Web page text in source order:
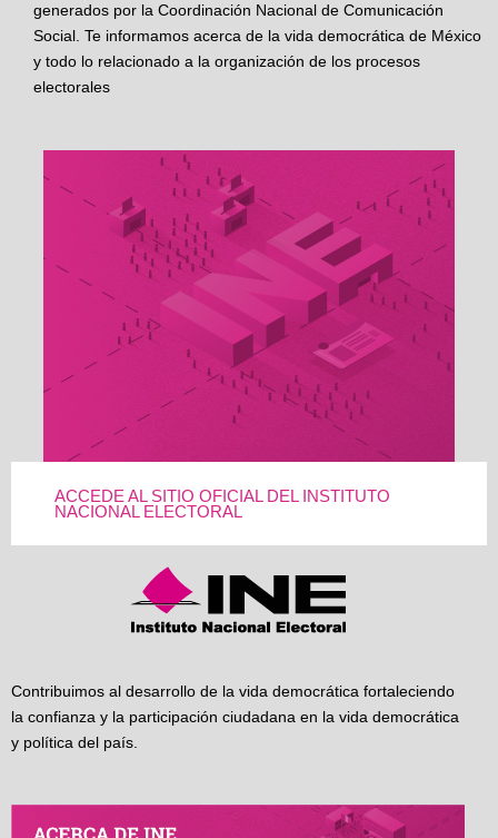
generados por la Coordinación Nacional de Comunicación
Social. Te informamos acerca de la vida democrática de México
y todo lo relacionado a la organización de los procesos
electorales
ACCEDE AL SITIO OFICIAL DEL INSTITUTO
NACIONAL ELECTORAL
Contribuimos al desarrollo de la vida democrática fortaleciendo
la confianza y la participación ciudadana en la vida democrática
y política del país.